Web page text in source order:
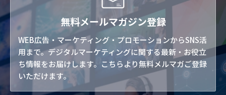
無料メールマガジン登録
WEB広告・マーケティング・プロモーションからSNS活
用まで。デジタルマーケティングに関する最新・お役立
ち情報をお届けします。こちらより無料メルマガご登録
いただけます。